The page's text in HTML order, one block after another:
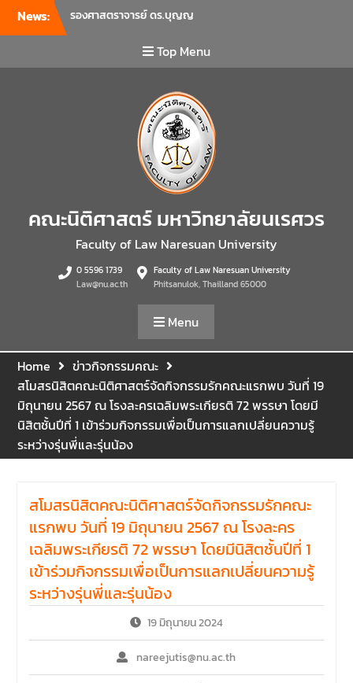
News:
ประชุมชั้น 3 อาคารคณะ
คณะนิติศาสตร์ มหาวิทยาลัย
นเรศวร จัดโครงการเตรียม
และปฐมพยาบาลเบื้องต้น
ประจำปี 2569 ณ ห้อง 2-311
อาคารปราบไตรจักร 2
มหาวิทยาลัยนเรศวร โดย
กิจกรรมดังกล่าวจัดขึ้นสำหรับ
บุคลากรที่ปฏิบัติงาน ณ กลุ่ม
ร่วมกันสร้างพื้นที่การทำงานที่
ปลอดภัย ซึ่งครอบคลุมหน่วย
งานภายในกลุ่มอาคารทั้ง 3
คณะ และ 1 กอง
คณะนิติศาสตร์ มหาวิทยาลัย
นเรศวร จัดโครงการปฐมนิเทศ
และพบผู้ปกครอง ประจำปีการ
ศึกษา 2569 โดยได้รับเกียรติ
จาก รองศาสตราจารย์ ดร.บุญ
ญรัตน์ โชคบันดาลชัย คณบดี
คณะนิติศาสตร์ ให้เกียรติเป็น
ประธานในพิธีเปิด พร้อมกล่าว
ต้อนรับและให้โอวาทแก่นิสิตใหม่
มีวัตถุประสงค์เพื่อให้ผู้ปกครอง
และนิสิตได้ทราบถึงนโยบาย
นิติศาสตร์
Top Menu
คณะนิติศาสตร์ มหาวิทยาลัยนเรศวร
Faculty of Law Naresuan University
0 5596 1739
Law@nu.ac.th
Faculty of Law Naresuan University
Phitsanulok, Thailland 65000
Menu
Home
ข่าวกิจกรรมคณะ
สโมสรนิสิตคณะนิติศาสตร์จัดกิจกรรมรักคณะแรกพบ วันที่ 19
มิถุนายน 2567 ณ โรงละครเฉลิมพระเกียรติ 72 พรรษา โดยมี
นิสิตชั้นปีที่ 1 เข้าร่วมกิจกรรมเพื่อเป็นการแลกเปลี่ยนความรู้
ระหว่างรุ่นพี่และรุ่นน้อง
สโมสรนิสิตคณะนิติศาสตร์จัดกิจกรรมรักคณะ
แรกพบ วันที่ 19 มิถุนายน 2567 ณ โรงละคร
เฉลิมพระเกียรติ 72 พรรษา โดยมีนิสิตชั้นปีที่ 1
เข้าร่วมกิจกรรมเพื่อเป็นการแลกเปลี่ยนความรู้
ระหว่างรุ่นพี่และรุ่นน้อง
19 มิถุนายน 2024
nareejutis@nu.ac.th